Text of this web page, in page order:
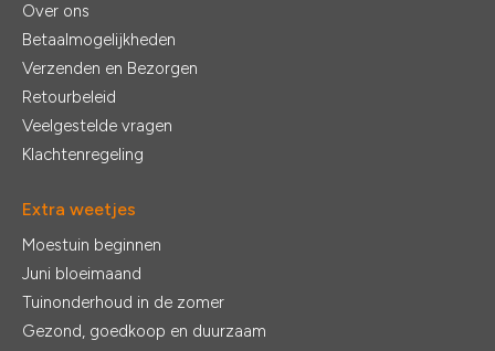
Over ons
Betaalmogelijkheden
Verzenden en Bezorgen
Retourbeleid
Veelgestelde vragen
Klachtenregeling
Extra weetjes
Moestuin beginnen
Juni bloeimaand
Tuinonderhoud in de zomer
Gezond, goedkoop en duurzaam